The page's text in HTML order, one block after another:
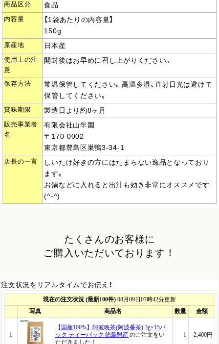
商品区分 食品
内容量
【1袋あたりの内容量】
150g
原産地 日本産
使用上の注
意
開封後はお早めに召し上がりください。
保存方法
常温保管してください。高温多湿、直射日光は避けて
保管してください。
賞味期限 製造日より約8ヶ月
販売事業者
名
有限会社山年園
〒170-0002
東京都豊島区巣鴨3-34-1
店長の一言
しいたけ好きの方にはたまらない逸品となっており
ます。
お鍋などに入れると出汁も効き非常にオススメです
(^-^)
たくさんのお客様に
ご購入いただいております！
注文状況をリアルタイムでお伝え！